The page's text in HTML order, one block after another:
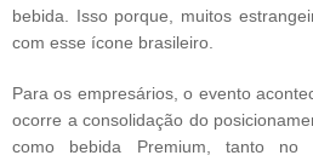
bebida. Isso porque, muitos
com esse ícone brasileiro.
Para os empresários, o evento
ocorre a consolidação do
como bebida Premium, tanto no